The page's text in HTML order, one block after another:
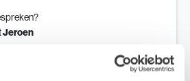
Jeroen